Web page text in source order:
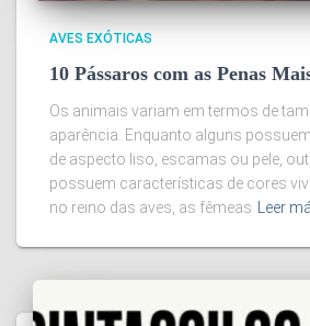
AVES EXÓTICAS
10 Pássaros com as Penas
Os animais variam em termos de
aparência. Enquanto alguns
de aspecto liso, escamas ou pele,
possuem características de cores
no reino das aves, as fêmeas
Leer